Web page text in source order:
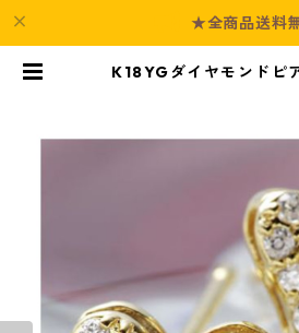
★全商品送料
K18YGダイヤモンドピ